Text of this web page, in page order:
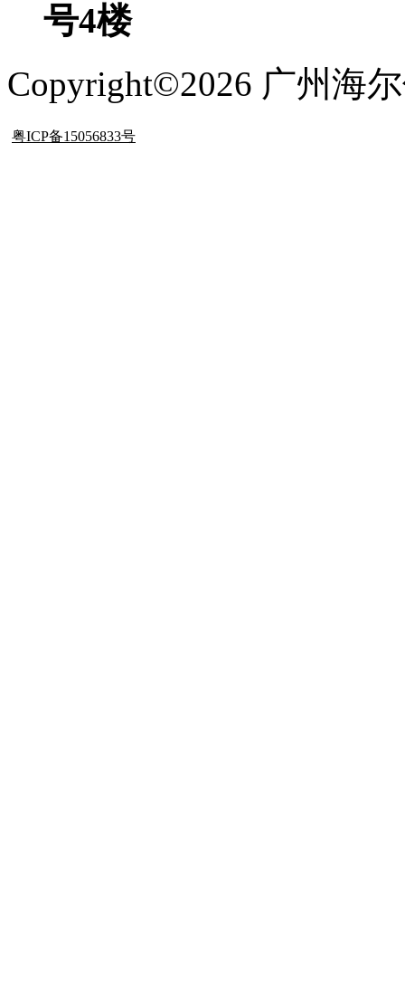
号4楼
Copyright©2026 广州海
粤ICP备15056833号